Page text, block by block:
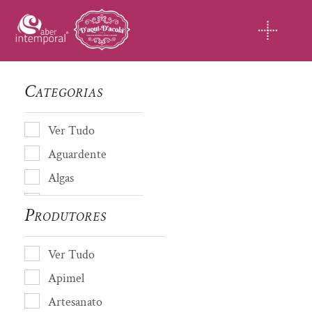
Skip
to
content
Categorias
Ver Tudo
Aguardente
Algas
Amendoas
Artesanato
Avós de Coja
Azeite
Produtores
Ver Tudo
Apimel
Artesanato